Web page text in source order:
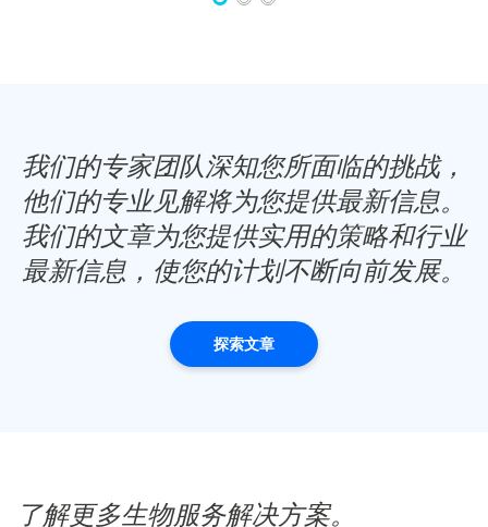
我们的专家团队深知您所面临的挑战，
他们的专业见解将为您提供最新信息。
我们的文章为您提供实用的策略和行业
最新信息，使您的计划不断向前发展。
探索文章
了解更多生物服务解决方案。